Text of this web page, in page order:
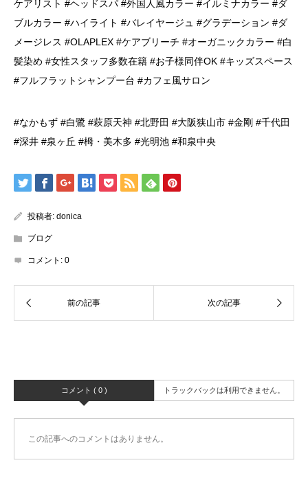
ケアリスト #ヘッドスパ #外国人風カラー #イルミナカラー #ダ
ブルカラー #ハイライト #バレイヤージュ #グラデーション #ダ
メージレス #OLAPLEX #ケアブリーチ #オーガニックカラー #白
髪染め #女性スタッフ多数在籍 #お子様同伴OK #キッズスペース
#フルフラットシャンプー台 #カフェ風サロン
#なかもず #白鷺 #萩原天神 #北野田 #大阪狭山市 #金剛 #千代田
#深井 #泉ヶ丘 #栂・美木多 #光明池 #和泉中央
投稿者: donica
ブログ
コメント: 0
コメント ( 0 ) トラックバックは利用できません。
この記事へのコメントはありません。